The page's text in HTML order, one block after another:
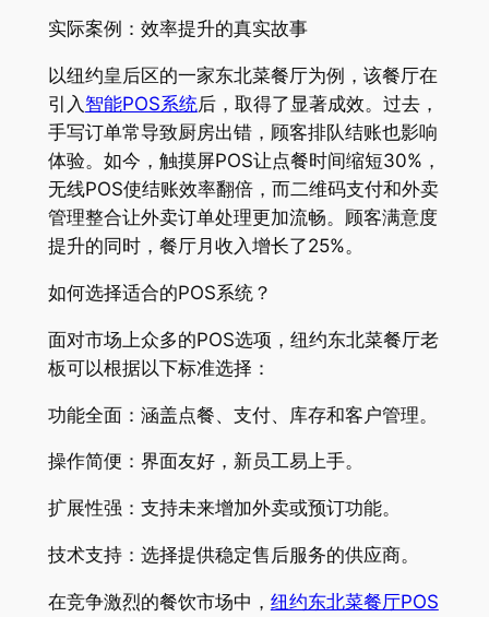
实际案例：效率提升的真实故事
以纽约皇后区的一家东北菜餐厅为例，该餐厅在
引入 智能POS系统后，取得了显著成效。过去，
手写订单常导致厨房出错，顾客排队结账也影响
体验。如今，触摸屏POS让点餐时间缩短30%，
无线POS使结账效率翻倍，而二维码支付和外卖
管理整合让外卖订单处理更加流畅。顾客满意度
提升的同时，餐厅月收入增长了25%。
如何选择适合的POS系统？
面对市场上众多的POS选项，纽约东北菜餐厅老
板可以根据以下标准选择：
功能全面：涵盖点餐、支付、库存和客户管理。
操作简便：界面友好，新员工易上手。
扩展性强：支持未来增加外卖或预订功能。
技术支持：选择提供稳定售后服务的供应商。
在竞争激烈的餐饮市场中， 纽约东北菜餐厅POS